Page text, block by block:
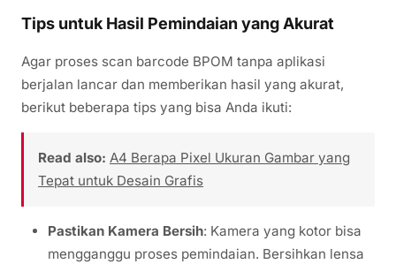
Tips untuk Hasil Pemindaian yang Akurat
Agar proses scan barcode BPOM tanpa aplikasi
berjalan lancar dan memberikan hasil yang akurat,
berikut beberapa tips yang bisa Anda ikuti:
Read also: A4 Berapa Pixel Ukuran Gambar yang
Tepat untuk Desain Grafis
Pastikan Kamera Bersih: Kamera yang kotor bisa
mengganggu proses pemindaian. Bersihkan lensa